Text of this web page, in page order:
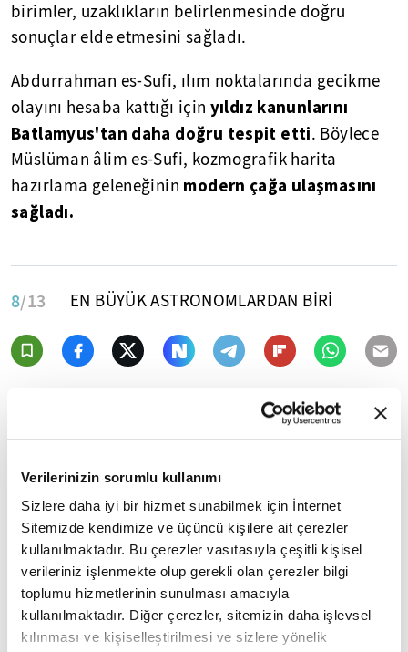
Verilerinizin sorumlu kullanımı
Sizlere daha iyi bir hizmet sunabilmek için İnternet
Sitemizde kendimize ve üçüncü kişilere ait çerezler
kullanılmaktadır. Bu çerezler vasıtasıyla çeşitli kişisel
verileriniz işlenmekte olup gerekli olan çerezler bilgi
toplumu hizmetlerinin sunulması amacıyla
kullanılmaktadır. Diğer çerezler, sitemizin daha işlevsel
kılınması ve kişiselleştirilmesi ve sizlere yönelik
birimler, uzaklıkların belirlenmesinde doğru
sonuçlar elde etmesini sağladı.
Abdurrahman es-Sufi, ılım noktalarında gecikme
olayını hesaba kattığı için yıldız kanunlarını
Batlamyus'tan daha doğru tespit etti. Böylece
Müslüman âlim es-Sufi, kozmografik harita
hazırlama geleneğinin modern çağa ulaşmasını
sağladı.
8/13 EN BÜYÜK ASTRONOMLARDAN BİRİ